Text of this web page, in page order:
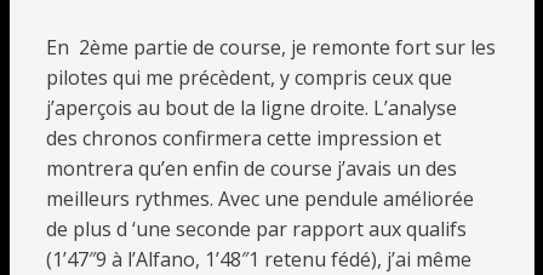
En 2ème partie de course, je remonte fort sur les
pilotes qui me précèdent, y compris ceux que
j’aperçois au bout de la ligne droite. L’analyse
des chronos confirmera cette impression et
montrera qu’en enfin de course j’avais un des
meilleurs rythmes. Avec une pendule améliorée
de plus d ‘une seconde par rapport aux qualifs
(1’47″9 à l’Alfano, 1’48″1 retenu fédé), j’ai même